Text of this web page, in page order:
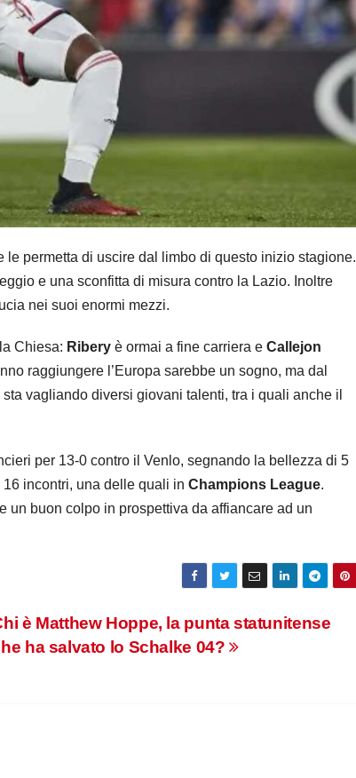
le permetta di uscire dal limbo di questo inizio stagione.
e una sconfitta di misura contro la Lazio. Inoltre
nei suoi enormi mezzi.
Chiesa: Ribery è ormai a fine carriera e Callejon
raggiungere l’Europa sarebbe un sogno, ma dal
vagliando diversi giovani talenti, tra i quali anche il
per 13-0 contro il Venlo, segnando la bellezza di 5
incontri, una delle quali in Champions League.
un buon colpo in prospettiva da affiancare ad un
è Matthew Hoppe, la punta statunitense
ha salvato lo Schalke 04?